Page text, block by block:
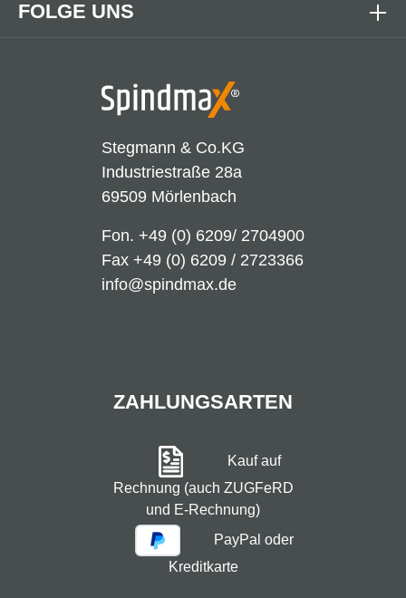
Stegmann & Co.KG
Industriestraße 28a
69509 Mörlenbach
Fon. +49 (0) 6209/ 2704900
Fax +49 (0) 6209 / 2723366
info@spindmax.de
FOLGE UNS
ZAHLUNGSARTEN
Kauf auf
Rechnung (auch ZUGFeRD
und E-Rechnung)
PayPal oder
Kreditkarte